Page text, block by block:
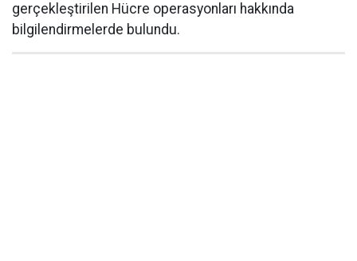
gerçekleştirilen Hücre operasyonları hakkında
bilgilendirmelerde bulundu.